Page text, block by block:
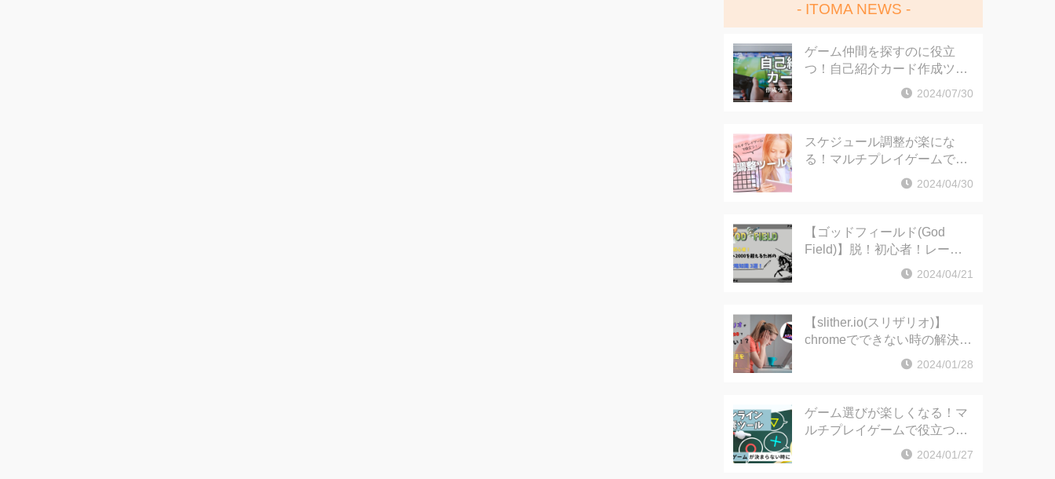
ITOMA NEWS
ゲーム仲間を探すのに役立
つ！自己紹介カード作成ツー
2024/07/30
スケジュール調整が楽にな
る！マルチプレイゲームで役
立つ日程調整ツールをご紹介
2024/04/30
【ゴッドフィールド(God
Field)】脱！初心者！レート
2000を超えるための攻略知識
2024/04/21
【slither.io(スリザリオ)】
chromeでできない時の解決方
2024/01/28
ゲーム選びが楽しくなる！マ
ルチプレイゲームで役立つ投
票ツールをご紹介
2024/01/27